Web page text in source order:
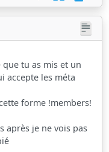
tu as mis et un
accepte les méta
forme !members!
après je ne vois pas